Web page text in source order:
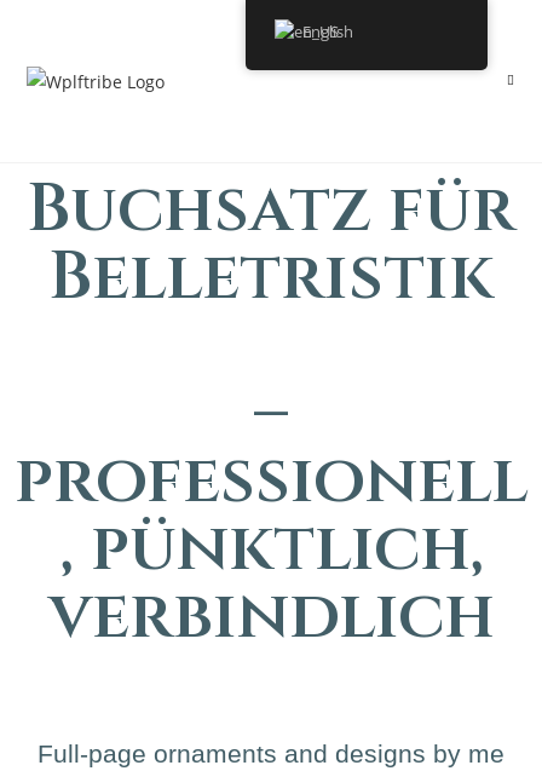
Buchsatz für
Belletristik
–
professionell
, pünktlich,
verbindlich
Full-page ornaments and designs by me
English